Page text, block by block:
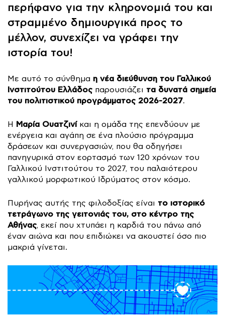
περήφανο για την κληρονομιά του και
στραμμένο δημιουργικά προς το
μέλλον, συνεχίζει να γράφει την
ιστορία του!
Με αυτό το σύνθημα η νέα διεύθυνση του Γαλλικού
Ινστιτούτου Ελλάδος παρουσιάζει τα δυνατά σημεία
του πολιτιστικού προγράμματος 2026-2027.
Η Μαρία Ουατζινίκαι η ομάδα της επενδύουν με
ενέργεια και αγάπη σε ένα πλούσιο πρόγραμμα
δράσεων και συνεργασιών, που θα οδηγήσει
πανηγυρικά στον εορτασμό των 120 χρόνων του
Γαλλικού Ινστιτούτου το 2027, του παλαιότερου
γαλλικού μορφωτικού Ιδρύματος στον κόσμο.
Πυρήνας αυτής της φιλοδοξίας είναι το ιστορικό
τετράγωνο της γειτονιάς του, στο κέντρο της
Αθήνας, εκεί που χτυπάει η καρδιά του πάνω από
έναν αιώνα και που επιδιώκει να ακουστεί όσο πιο
μακριά γίνεται.